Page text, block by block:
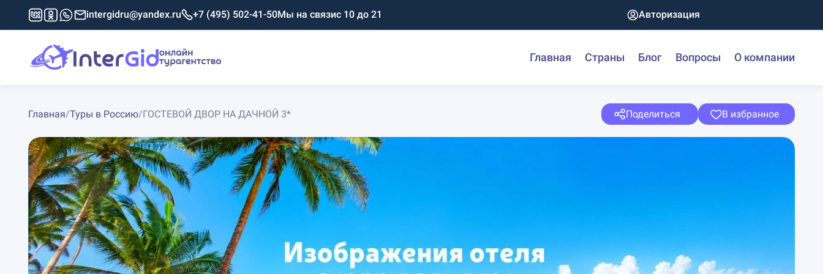
intergidru@yandex.ru +7 (495) 502-41-50Мы на связис 10 до 21 Авторизация
Главная Страны Блог Вопросы О компании
Главная/Туры в Россию/ГОСТЕВОЙ ДВОР НА ДАЧНОЙ 3* Поделиться В избранное